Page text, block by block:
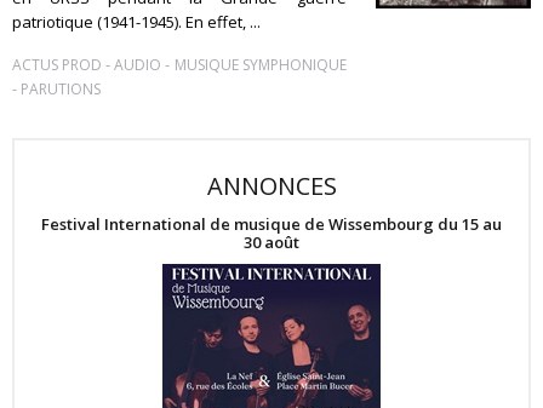
patriotique (1941-1945). En effet, ...
ACTUS PROD -AUDIO - MUSIQUE SYMPHONIQUE
- PARUTIONS
ANNONCES
Festival International de musique de Wissembourg du 15 au
30 août